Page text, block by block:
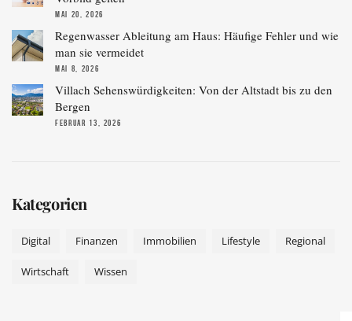
MAI 20, 2026
Regenwasser Ableitung am Haus: Häufige Fehler und wie
man sie vermeidet
MAI 8, 2026
Villach Sehenswürdigkeiten: Von der Altstadt bis zu den
Bergen
FEBRUAR 13, 2026
Kategorien
Digital Finanzen Immobilien Lifestyle Regional
Wirtschaft Wissen